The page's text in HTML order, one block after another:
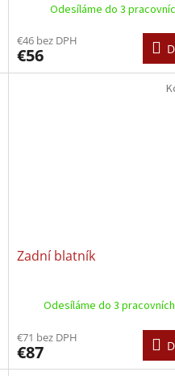
Odesíláme do 3
€46 bez DPH
€56
Zadní blatník
Odesíláme do 3
€71 bez DPH
€87